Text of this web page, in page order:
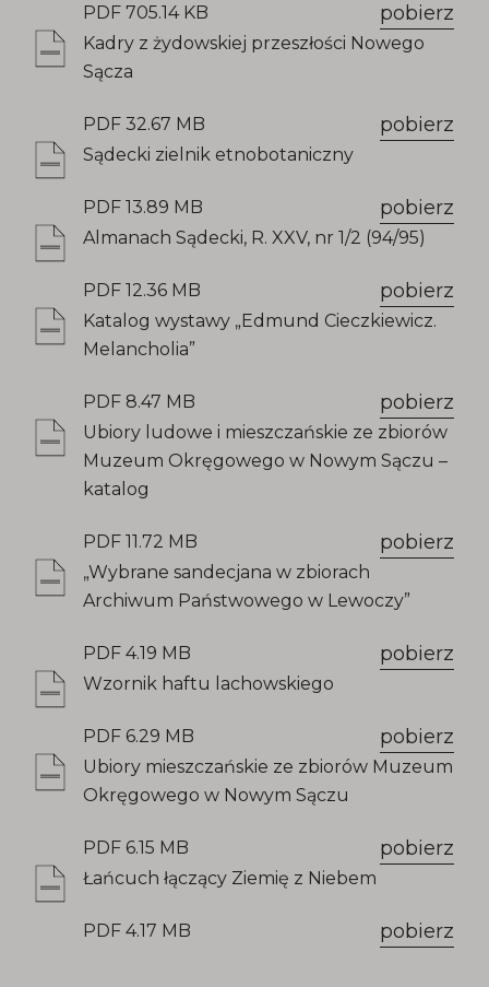
PDF 705.14 KB pobierz
Kadry z żydowskiej przeszłości Nowego
Sącza
PDF 32.67 MB pobierz
Sądecki zielnik etnobotaniczny
PDF 13.89 MB pobierz
Almanach Sądecki, R. XXV, nr 1/2 (94/95)
PDF 12.36 MB pobierz
Katalog wystawy „Edmund Cieczkiewicz.
Melancholia”
PDF 8.47 MB pobierz
Ubiory ludowe i mieszczańskie ze zbiorów
Muzeum Okręgowego w Nowym Sączu –
katalog
PDF 11.72 MB pobierz
„Wybrane sandecjana w zbiorach
Archiwum Państwowego w Lewoczy”
PDF 4.19 MB pobierz
Wzornik haftu lachowskiego
PDF 6.29 MB pobierz
Ubiory mieszczańskie ze zbiorów Muzeum
Okręgowego w Nowym Sączu
PDF 6.15 MB pobierz
Łańcuch łączący Ziemię z Niebem
PDF 4.17 MB pobierz